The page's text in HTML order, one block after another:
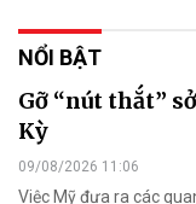
NỔI BẬT
Gỡ “nút thắt”
Kỳ
09/08/2026 11:06
Việc Mỹ đưa ra các